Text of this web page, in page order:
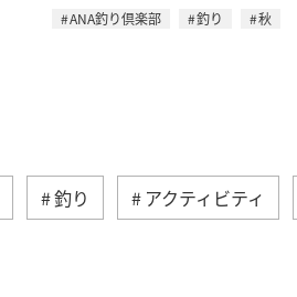
ANA釣り倶楽部
釣り 秋
釣り アクティビティ